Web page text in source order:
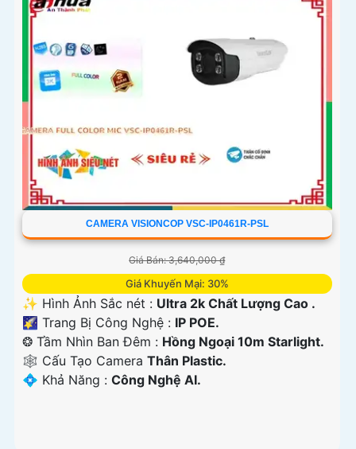
CAMERA VISIONCOP VSC-IP0461R-PSL
Giá Bán: 3,640,000 ₫
Giá Khuyến Mại: 30%
✨ Hình Ảnh Sắc nét : Ultra 2k Chất Lượng Cao .
🌠 Trang Bị Công Nghệ : IP POE.
❂ Tầm Nhìn Ban Đêm : Hồng Ngoại 10m Starlight.
🕸️ Cấu Tạo Camera Thân Plastic.
️💠 Khả Năng : Công Nghệ AI.